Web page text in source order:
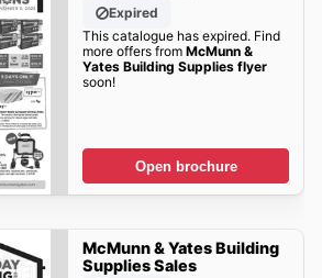
Expired
This catalogue has expired. Find
more offers from McMunn &
Yates Building Supplies flyer
soon!
Open brochure
McMunn & Yates Building
Supplies Sales